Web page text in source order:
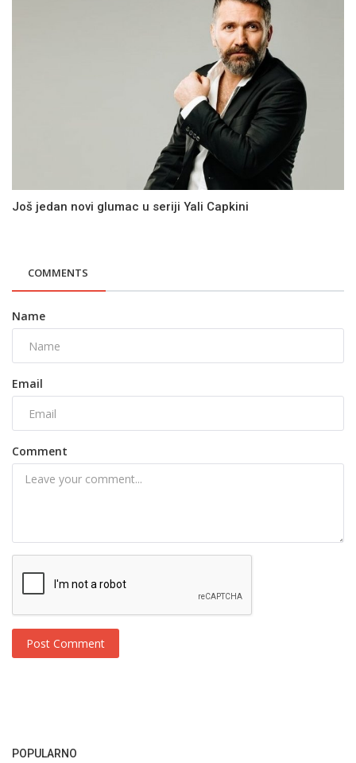
Još jedan novi glumac u seriji Yali Capkini
COMMENTS
Name
Email
Comment
Post Comment
POPULARNO